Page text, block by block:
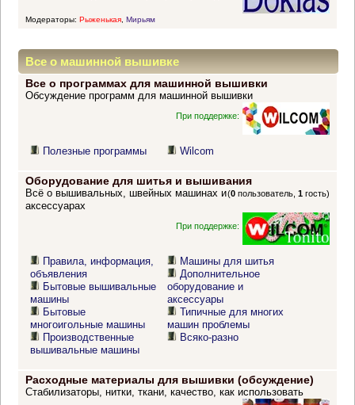
Модераторы: Рыженькая, Мирьям
Все о машинной вышивке
Все о программах для машинной вышивки
Обсуждение программ для машинной вышивки
При поддержке:
Полезные программы Wilcom
Оборудование для шитья и вышивания
(0 пользователь,1 гость)
Всё о вышивальных, швейных машинах и
аксессуарах
При поддержке:
Правила, информация,
объявления
Бытовые вышивальные
машины
Бытовые
многоигольные машины
Производственные
вышивальные машины
Машины для шитья
Дополнительное
оборудование и
аксессуары
Типичные для многих
машин проблемы
Всяко-разно
Расходные материалы для вышивки (обсуждение)
Стабилизаторы, нитки, ткани, качество, как использовать